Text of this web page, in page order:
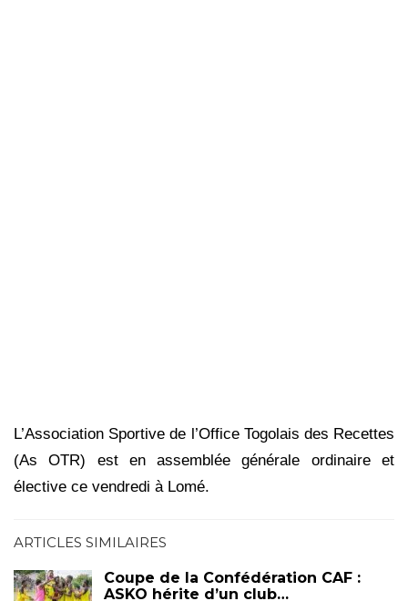
L’Association Sportive de l’Office Togolais des Recettes
(As OTR) est en assemblée générale ordinaire et
élective ce vendredi à Lomé.
ARTICLES SIMILAIRES
Coupe de la Confédération CAF :
ASKO hérite d’un club…